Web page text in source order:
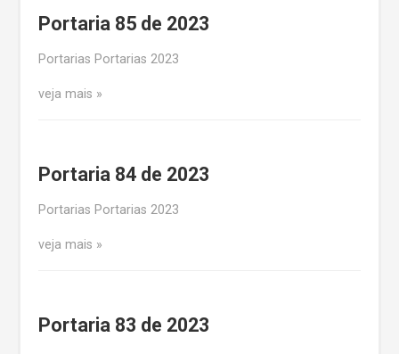
Portaria 85 de 2023
Portarias Portarias 2023
veja mais
Portaria 84 de 2023
Portarias Portarias 2023
veja mais
Portaria 83 de 2023